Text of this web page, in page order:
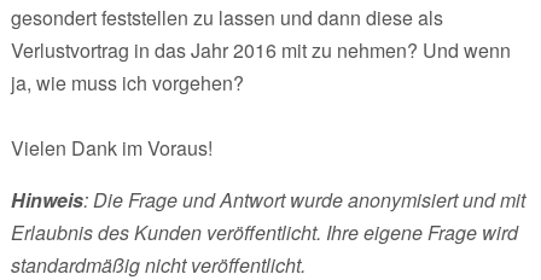
gesondert feststellen zu lassen und dann diese als
Verlustvortrag in das Jahr 2016 mit zu nehmen? Und wenn
ja, wie muss ich vorgehen?
Vielen Dank im Voraus!
Hinweis: Die Frage und Antwort wurde anonymisiert und mit
Erlaubnis des Kunden veröffentlicht. Ihre eigene Frage wird
standardmäßig nicht veröffentlicht.